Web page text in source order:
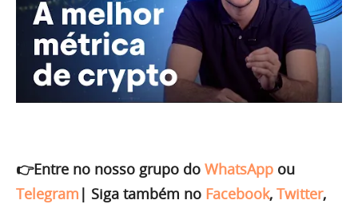
👉Entre no nosso grupo do WhatsApp ou
Telegram | Siga também no Facebook, Twitter,